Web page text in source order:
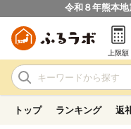
令和８年熊本
上限額
トップ ランキング 返